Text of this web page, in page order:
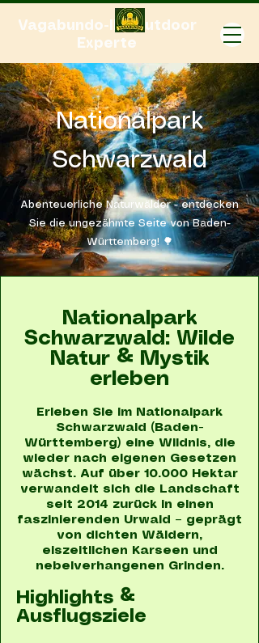
Vagabundo-Ihr Outdoor
Experte
Nationalpark
Schwarzwald
Abenteuerliche Naturwälder - entdecken
Sie die ungezähmte Seite von Baden-
Württemberg! 🌳
Nationalpark
Schwarzwald: Wilde
Natur & Mystik
erleben
Erleben Sie im Nationalpark
Schwarzwald (Baden-
Württemberg) eine Wildnis, die
wieder nach eigenen Gesetzen
wächst. Auf über 10.000 Hektar
verwandelt sich die Landschaft
seit 2014 zurück in einen
faszinierenden Urwald – geprägt
von dichten Wäldern,
eiszeitlichen Karseen und
nebelverhangenen Grinden.
Highlights &
Ausflugsziele